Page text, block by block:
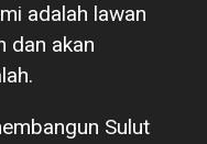
adalah lawan
dan akan
Sulut